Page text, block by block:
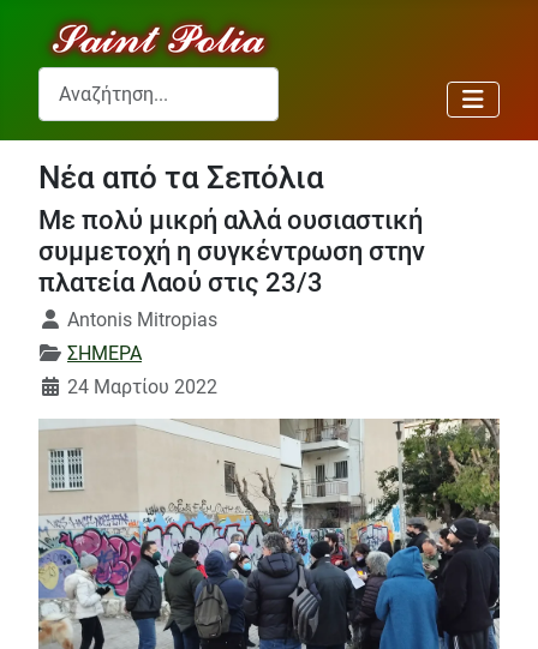
Αναζήτηση...
Νέα από τα Σεπόλια
Με πολύ μικρή αλλά ουσιαστική
συμμετοχή η συγκέντρωση στην
πλατεία Λαού στις 23/3
Λεπτομέρειες
Antonis Mitropias
ΣΗΜΕΡΑ
24 Μαρτίου 2022